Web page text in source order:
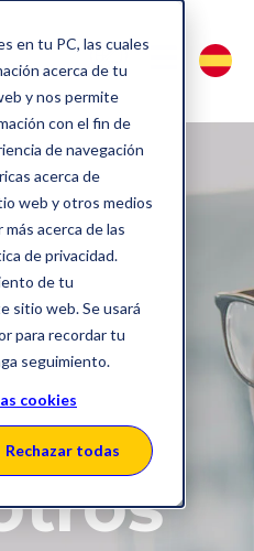
en tu PC, las cuales
acerca de tu
y nos permite
con el fin de
de navegación
acerca de
web y otros medios
acerca de las
de privacidad.
de tu
sitio web. Se usará
para recordar tu
seguimiento.
cookies
Rechazar todas
en